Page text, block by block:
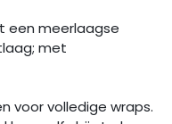
een meerlaagse
met
voor volledige wraps.